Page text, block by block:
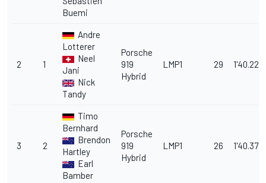
Buemi
2 1
Andre
Lotterer
Neel
Jani
Nick
Tandy
Porsche
919
Hybrid
LMP1 29 1'40.223
3 2
Timo
Bernhard
Brendon
Hartley
Earl
Bamber
Porsche
919
Hybrid
LMP1 26 1'40.373